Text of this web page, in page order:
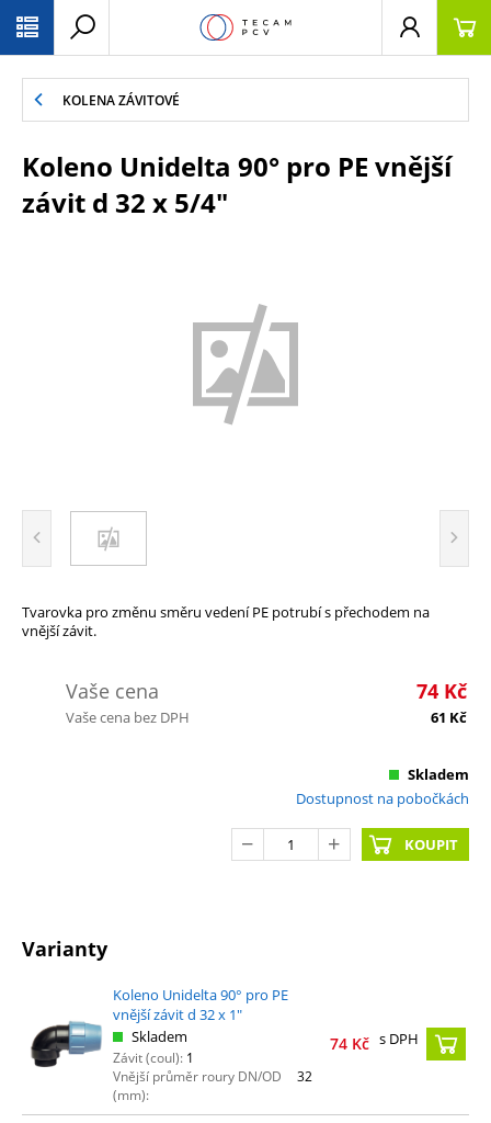
KOLENA ZÁVITOVÉ
Koleno Unidelta 90° pro PE vnější
závit d 32 x 5/4"
Tvarovka pro změnu směru vedení PE potrubí s přechodem na
vnější závit.
Vaše cena 74 Kč
Vaše cena bez DPH 61 Kč
Skladem
Dostupnost na pobočkách
KOUPIT
Varianty
Koleno Unidelta 90° pro PE
vnější závit d 32 x 1"
Skladem
Závit (coul): 1
Vnější průměr roury DN/OD
(mm):
32
74 Kč s DPH